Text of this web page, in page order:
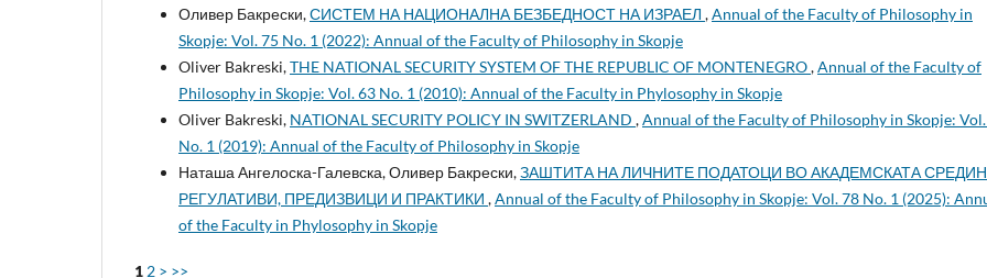
Оливер Бакрески,СИСТЕМ НА НАЦИОНАЛНА БЕЗБЕДНОСТ НА ИЗРАЕЛ ,Annual of the Faculty of Philosophy in
Skopje: Vol. 75 No. 1 (2022): Annual of the Faculty of Philosophy in Skopje
Oliver Bakreski,THE NATIONAL SECURITY SYSTEM OF THE REPUBLIC OF MONTENEGRO,Annual of the Faculty of
Philosophy in Skopje: Vol. 63 No. 1 (2010): Annual of the Faculty in Phylosophy in Skopje
Oliver Bakreski, NATIONAL SECURITY POLICY IN SWITZERLAND ,Annual of the Faculty of Philosophy in Skopje:
No. 1 (2019): Annual of the Faculty of Philosophy in Skopje
Наташа Ангелоска-Галевска, Оливер Бакрески,ЗАШТИТА НА ЛИЧНИТЕ ПОДАТОЦИ ВО АКАДЕМСКАТА
РЕГУЛАТИВИ, ПРЕДИЗВИЦИ И ПРАКТИКИ ,Annual of the Faculty of Philosophy in Skopje: Vol. 78 No. 1 (2025):
of the Faculty in Phylosophy in Skopje
1 2 > >>